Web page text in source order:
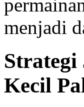
menjadi
Kecil